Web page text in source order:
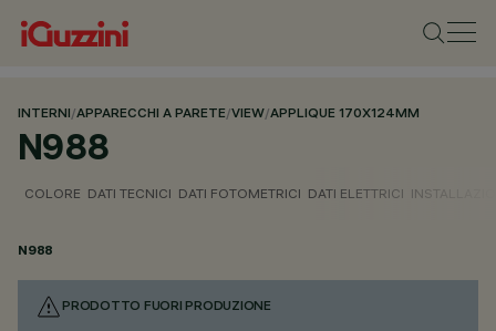
INTERNI/APPARECCHI A PARETE/VIEW/APPLIQUE 170X124MM
N988
COLORE DATI TECNICI DATI FOTOMETRICI DATI ELETTRICI
N988
PRODOTTO FUORI PRODUZIONE